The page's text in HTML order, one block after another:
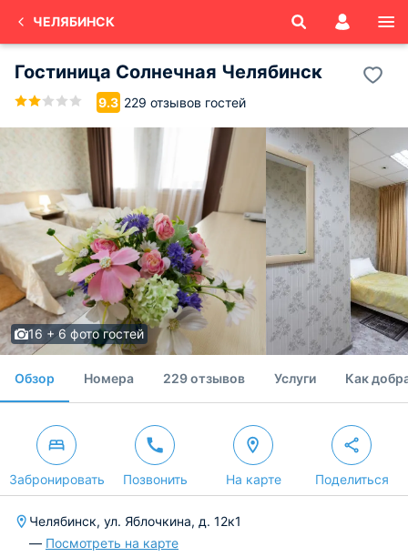
ЧЕЛЯБИНСК
Гостиница Солнечная Челябинск
9.3 229 отзывов гостей
16 + 6 фото гостей
Обзор Номера 229 отзывов Услуги Как
Забронировать Позвонить На карте Поделиться
Челябинск, ул. Яблочкина, д. 12к1
— Посмотреть на карте